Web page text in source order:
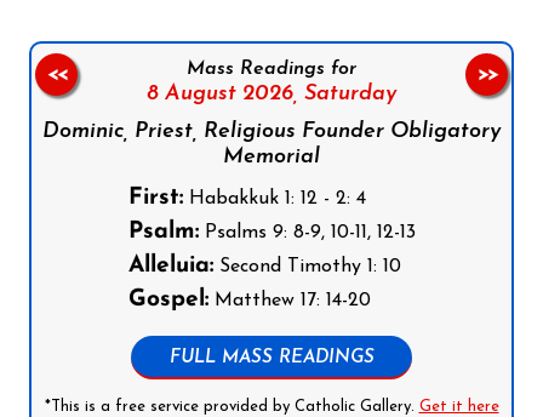
Mass Readings for
8 August 2026, Saturday
Dominic, Priest, Religious Founder Obligatory
Memorial
First:Habakkuk 1: 12 - 2: 4
Psalm:Psalms 9: 8-9, 10-11, 12-13
Alleluia:Second Timothy 1: 10
Gospel:Matthew 17: 14-20
FULL MASS READINGS
*This is a free service provided by Catholic Gallery. Get it here
<< >>